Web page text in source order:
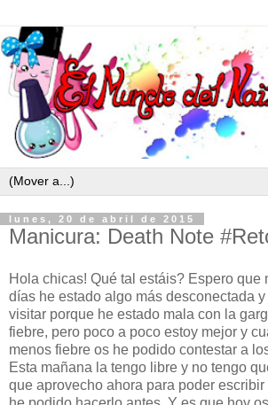
lunes, 20 de abril de 2015
Manicura: Death Note
Hola chicas! Qué tal estáis? Espero que
días he estado algo más desconectada
visitar porque he estado mala con la
fiebre, pero poco a poco estoy mejor y
menos fiebre os he podido contestar a
Esta mañana la tengo libre y no tengo
que aprovecho ahora para poder